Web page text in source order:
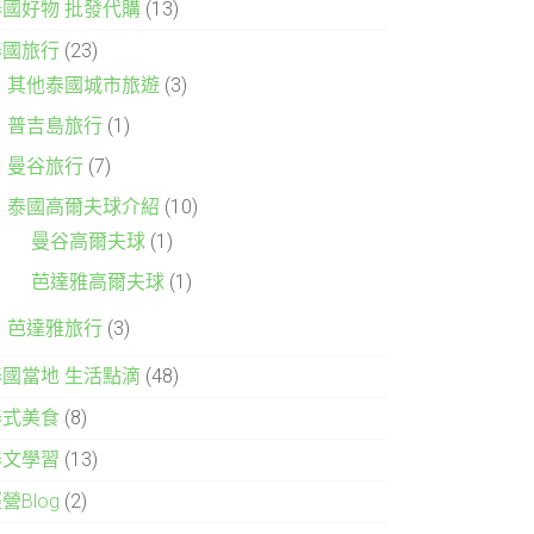
好物 批發代購 (13)
旅行 (23)
其他泰國城市旅遊 (3)
普吉島旅行 (1)
曼谷旅行 (7)
泰國高爾夫球介紹 (10)
曼谷高爾夫球 (1)
芭達雅高爾夫球 (1)
芭達雅旅行 (3)
當地 生活點滴 (48)
美食 (8)
學習 (13)
Blog (2)